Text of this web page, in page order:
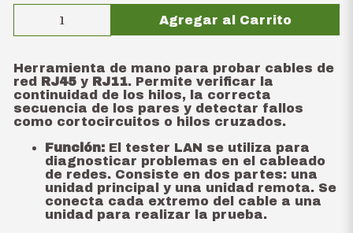
Agregar al Carrito
Herramienta de mano para probar cables de
red RJ45y RJ11. Permite verificar la
continuidad de los hilos, la correcta
secuencia de los pares y detectar fallos
como cortocircuitos o hilos cruzados.
Función:El tester LAN se utiliza para
diagnosticar problemas en el cableado
de redes. Consiste en dos partes: una
unidad principal y una unidad remota. Se
conecta cada extremo del cable a una
unidad para realizar la prueba.